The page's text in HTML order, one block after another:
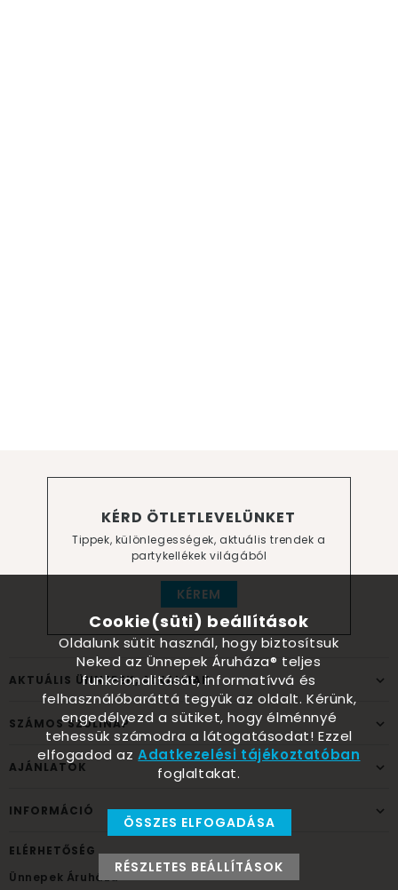
KÉRD ÖTLETLEVELÜNKET
Tippek, különlegességek, aktuális trendek a
partykellékek világából
KÉREM
AKTUÁLIS ÜNNEPEK, ALKALMAK
SZÁMOS SZÜLINAP
AJÁNLATOK
INFORMÁCIÓ
ELÉRHETŐSÉG
Ünnepek Áruháza
Cookie(süti) beállítások
Oldalunk sütit használ, hogy biztosítsuk
Neked az Ünnepek Áruháza® teljes
funkcionalitását, informatívvá és
felhasználóbaráttá tegyük az oldalt. Kérünk,
engedélyezd a sütiket, hogy élménnyé
tehessük számodra a látogatásodat! Ezzel
elfogadod azAdatkezelési tájékoztatóban
foglaltakat.
ÖSSZES ELFOGADÁSA
RÉSZLETES BEÁLLÍTÁSOK